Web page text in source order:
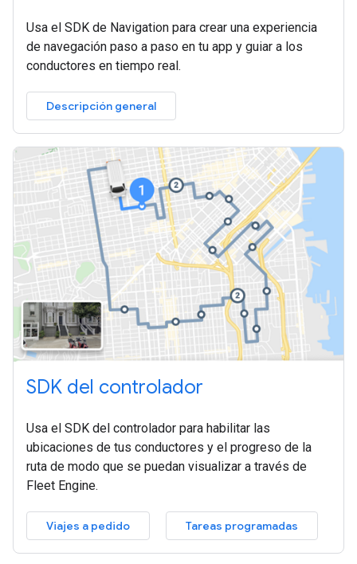
Usa el SDK de Navigation para crear una experiencia
de navegación paso a paso en tu app y guiar a los
conductores en tiempo real.
Descripción general
SDK del controlador
Usa el SDK del controlador para habilitar las
ubicaciones de tus conductores y el progreso de la
ruta de modo que se puedan visualizar a través de
Fleet Engine.
Viajes a pedido Tareas programadas